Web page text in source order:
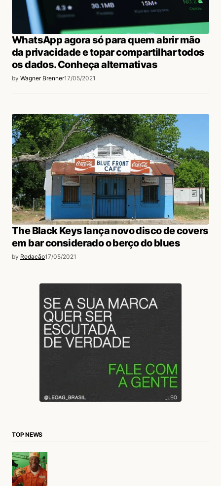
WhatsApp agora só para quem abrir mão
da privacidade e topar compartilhar todos
os dados. Conheça alternativas
by Wagner Brenner17/05/2021
The Black Keys lança novo disco de covers
em bar considerado o berço do blues
by Redação17/05/2021
TOP NEWS